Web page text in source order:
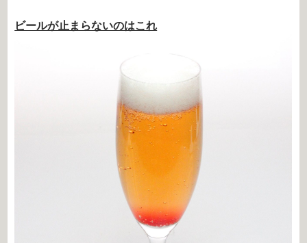
ビールが止まらないのはこれ